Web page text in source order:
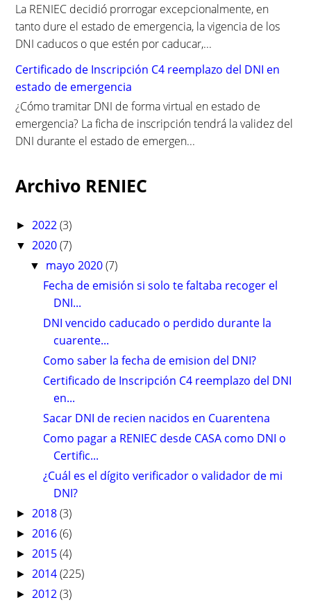
La RENIEC decidió prorrogar excepcionalmente, en
tanto dure el estado de emergencia, la vigencia de los
DNI caducos o que estén por caducar,...
Certificado de Inscripción C4 reemplazo del DNI en
estado de emergencia
¿Cómo tramitar DNI de forma virtual en estado de
emergencia? La ficha de inscripción tendrá la validez del
DNI durante el estado de emergen...
Archivo RENIEC
► 2022(3)
▼ 2020(7)
▼ mayo 2020(7)
Fecha de emisión si solo te faltaba recoger el
DNI...
DNI vencido caducado o perdido durante la
cuarente...
Como saber la fecha de emision del DNI?
Certificado de Inscripción C4 reemplazo del DNI
en...
Sacar DNI de recien nacidos en Cuarentena
Como pagar a RENIEC desde CASA como DNI o
Certific...
¿Cuál es el dígito verificador o validador de mi
DNI?
► 2018(3)
► 2016(6)
► 2015(4)
► 2014(225)
► 2012(3)